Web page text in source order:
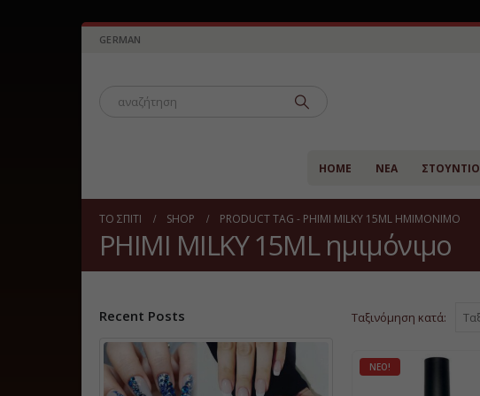
GERMAN
HOME ΝΈΑ ΣΤΟΎΝΤΙΟ
ΤΟ ΣΠΊΤΙ SHOP PRODUCT TAG - PHIMI MILKY 15ML ΗΜΙΜΌΝΙΜΟ
PHIMI MILKY 15ML ημιμόνιμο
Ταξινόμηση κατά:
ΝΈΟ!
Recent Posts